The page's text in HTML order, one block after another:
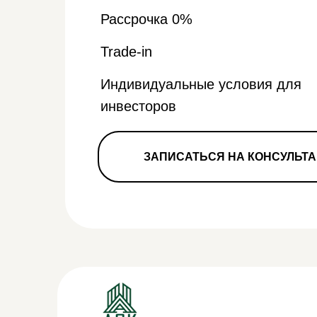
Рассрочка 0%
Индивидуальные условия для
инвесторов
Trade-in
ЗАПИСАТЬСЯ НА